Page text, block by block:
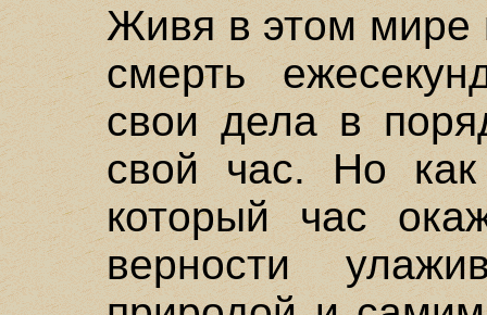
Живя в этом мире
смерть
свои дела в
свой час. Но как
который час
верности